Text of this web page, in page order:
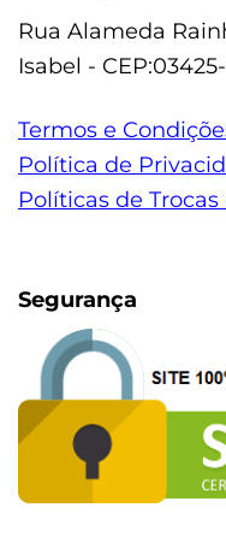
Rua Alameda
Isabel -
Termos e
Política de
Políticas de
Segurança